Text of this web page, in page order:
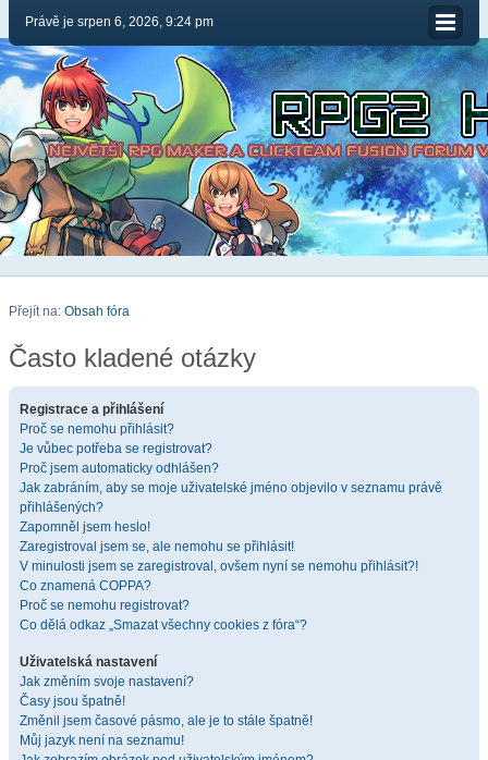
Právě je srpen 6, 2026, 9:24 pm
Přejít na: Obsah fóra
Často kladené otázky
Registrace a přihlášení
Proč se nemohu přihlásit?
Je vůbec potřeba se registrovat?
Proč jsem automaticky odhlášen?
Jak zabráním, aby se moje uživatelské jméno objevilo v seznamu právě
přihlášených?
Zapomněl jsem heslo!
Zaregistroval jsem se, ale nemohu se přihlásit!
V minulosti jsem se zaregistroval, ovšem nyní se nemohu přihlásit?!
Co znamená COPPA?
Proč se nemohu registrovat?
Co dělá odkaz „Smazat všechny cookies z fóra“?
Uživatelská nastavení
Jak změním svoje nastavení?
Časy jsou špatně!
Změnil jsem časové pásmo, ale je to stále špatně!
Můj jazyk není na seznamu!